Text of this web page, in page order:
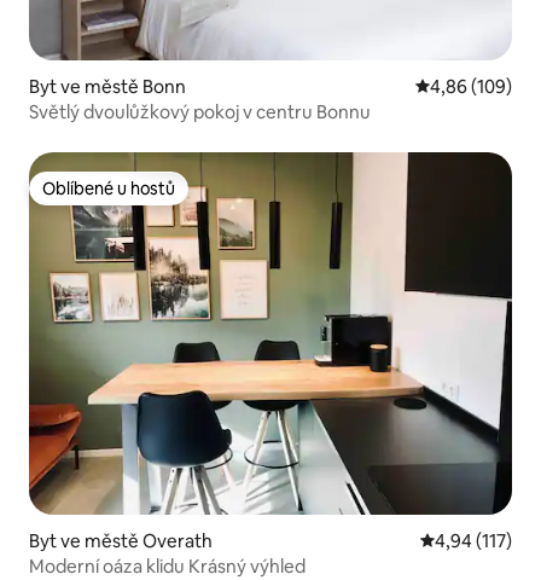
Byt ve městě Bonn Průměrné
4,86 (109)
Světlý dvoulůžkový pokoj v centru Bonnu
Oblíbené u hostů
Oblíbené u hostů
Byt ve městě Overath Průměrné
4,94 (117)
Moderní oáza klidu Krásný výhled